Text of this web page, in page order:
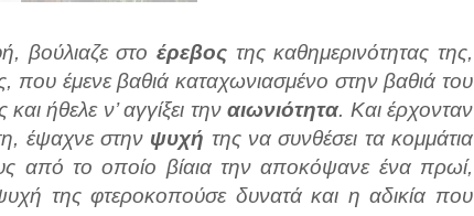
βούλιαζε στοέρεβος της καθημερινότητας της,
που έμενε βαθιά καταχωνιασμένο στην βαθιά του
ήθελε ν’ αγγίξει τηναιωνιότητα. Και έρχονταν
έψαχνε στην ψυχή της να συνθέσει τα κομμάτια
από το οποίο βίαια την αποκόψανε ένα πρωί,
της φτεροκοπούσε δυνατά και η αδικία που